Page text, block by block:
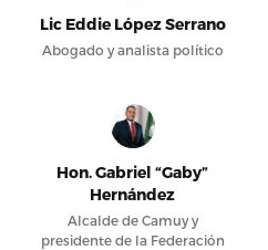
Lic Eddie López Serrano
Abogado y analista político
Hon. Gabriel “Gaby”
Hernández
Alcalde de Camuy y
presidente de la Federación